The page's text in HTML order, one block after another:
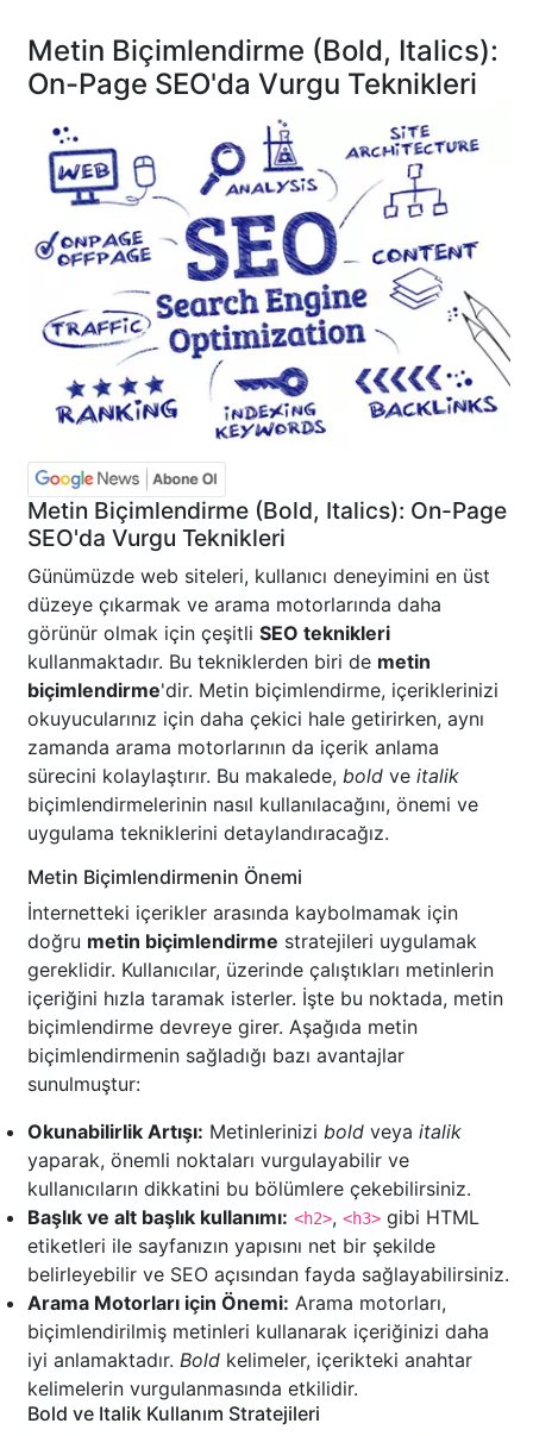
Metin Biçimlendirme (Bold, Italics):
On-Page SEO'da Vurgu Teknikleri
Metin Biçimlendirme (Bold, Italics): On-Page
SEO'da Vurgu Teknikleri
Günümüzde web siteleri, kullanıcı deneyimini en üst
düzeye çıkarmak ve arama motorlarında daha
görünür olmak için çeşitli SEO teknikleri
kullanmaktadır. Bu tekniklerden biri de metin
biçimlendirme'dir. Metin biçimlendirme, içeriklerinizi
okuyucularınız için daha çekici hale getirirken, aynı
zamanda arama motorlarının da içerik anlama
sürecini kolaylaştırır. Bu makalede, bold ve italik
biçimlendirmelerinin nasıl kullanılacağını, önemi ve
uygulama tekniklerini detaylandıracağız.
Metin Biçimlendirmenin Önemi
İnternetteki içerikler arasında kaybolmamak için
doğru metin biçimlendirme stratejileri uygulamak
gereklidir. Kullanıcılar, üzerinde çalıştıkları metinlerin
içeriğini hızla taramak isterler. İşte bu noktada, metin
biçimlendirme devreye girer. Aşağıda metin
biçimlendirmenin sağladığı bazı avantajlar
sunulmuştur:
Okunabilirlik Artışı: Metinlerinizi bold veya italik
yaparak, önemli noktaları vurgulayabilir ve
kullanıcıların dikkatini bu bölümlere çekebilirsiniz.
Başlık ve alt başlık kullanımı: <h2>, <h3> gibi HTML
etiketleri ile sayfanızın yapısını net bir şekilde
belirleyebilir ve SEO açısından fayda sağlayabilirsiniz.
Arama Motorları için Önemi: Arama motorları,
biçimlendirilmiş metinleri kullanarak içeriğinizi daha
iyi anlamaktadır. Bold kelimeler, içerikteki anahtar
kelimelerin vurgulanmasında etkilidir.
Bold ve Italik Kullanım Stratejileri